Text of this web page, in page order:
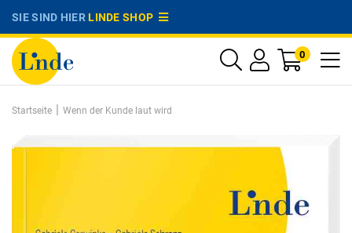
SIE SIND HIERLINDE SHOP
0
Startseite | Wenn der Kunde laut wird